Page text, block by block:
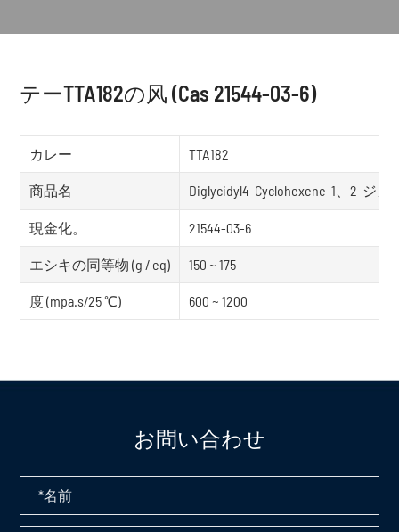
テーTTA182の风 (Cas 21544-03-6)
カレー TTA182
商品名 Diglycidyl4-Cyclohexene-1、2-ジ
現金化。 21544-03-6
エシキの同等物 (g / eq) 150 ~ 175
度 (mpa.s/25 ℃) 600 ~ 1200
お問い合わせ